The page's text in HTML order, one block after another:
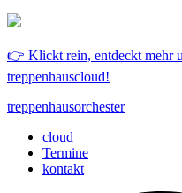
👉 Klickt rein, entdeckt mehr
treppenhauscloud!
treppenhausorchester
cloud
Termine
kontakt